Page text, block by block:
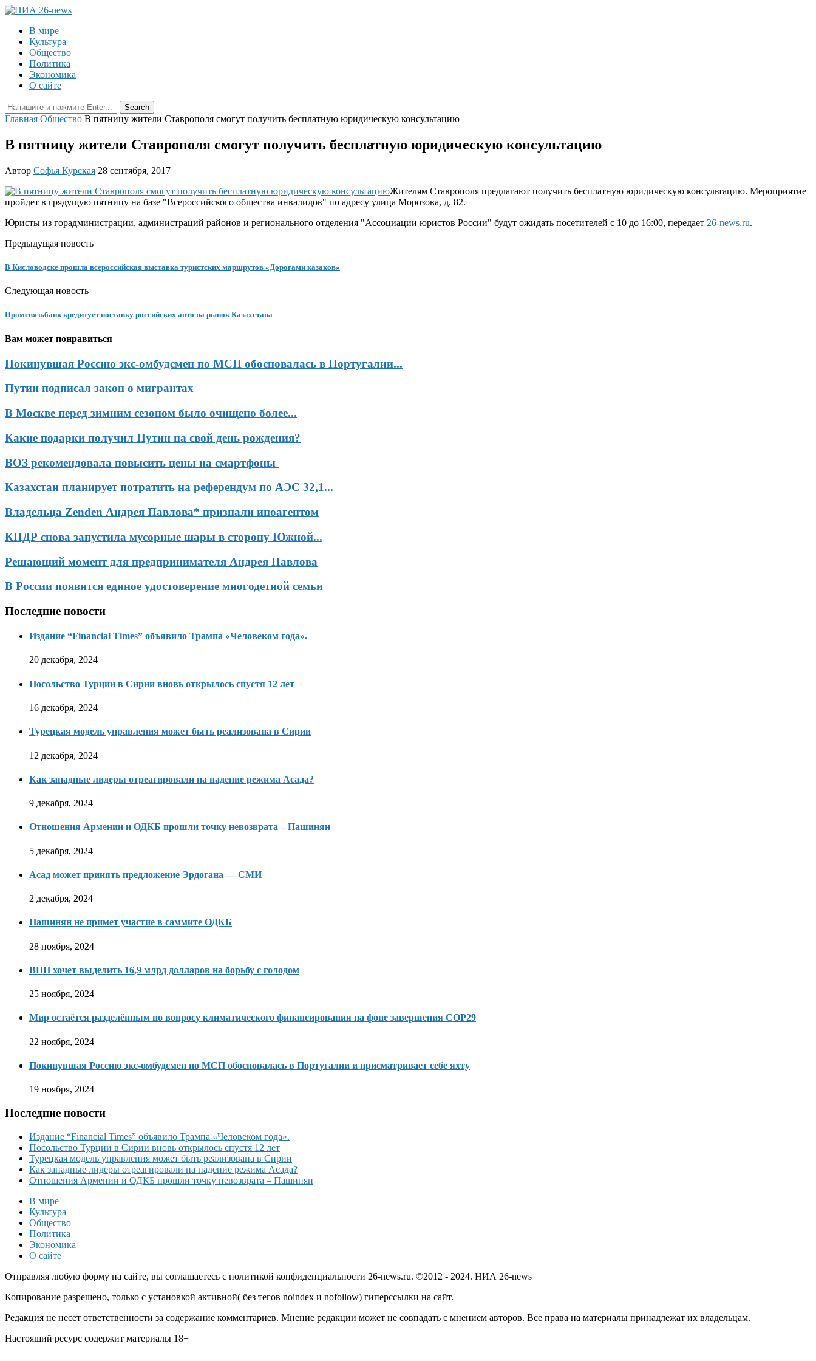
В мире
Культура
Общество
Политика
Экономика
О сайте
Главная Общество В пятницу жители Ставрополя смогут получить бесплатную юридическую консультацию
В пятницу жители Ставрополя смогут получить бесплатную юридическую консультацию
Автор Софья Курская 28 сентября, 2017
Жителям Ставрополя предлагают получить бесплатную юридическую консультацию. Мероприятие
пройдет в грядущую пятницу на базе "Всероссийского общества инвалидов" по адресу улица Морозова, д. 82.
Юристы из горадминистрации, администраций районов и регионального отделения "Ассоциации юристов России" будут ожидать посетителей с 10 до 16:00, передает 26-news.ru.
Предыдущая новость
В Кисловодске прошла всероссийская выставка туристских маршрутов «Дорогами казаков»
Следующая новость
Промсвязьбанк кредитует поставку российских авто на рынок Казахстана
Вам может понравиться
Покинувшая Россию экс-омбудсмен по МСП обосновалась в Португалии...
Путин подписал закон о мигрантах
В Москве перед зимним сезоном было очищено более...
Какие подарки получил Путин на свой день рождения?
ВОЗ рекомендовала повысить цены на смартфоны
Казахстан планирует потратить на референдум по АЭС 32,1...
Владельца Zenden Андрея Павлова* признали иноагентом
КНДР снова запустила мусорные шары в сторону Южной...
Решающий момент для предпринимателя Андрея Павлова
В России появится единое удостоверение многодетной семьи
Последние новости
Издание “Financial Times” объявило Трампа «Человеком года».
20 декабря, 2024
Посольство Турции в Сирии вновь открылось спустя 12 лет
16 декабря, 2024
Турецкая модель управления может быть реализована в Сирии
12 декабря, 2024
Как западные лидеры отреагировали на падение режима Асада?
9 декабря, 2024
Отношения Армении и ОДКБ прошли точку невозврата – Пашинян
5 декабря, 2024
Асад может принять предложение Эрдогана — СМИ
2 декабря, 2024
Пашинян не примет участие в саммите ОДКБ
28 ноября, 2024
ВПП хочет выделить 16,9 млрд долларов на борьбу с голодом
25 ноября, 2024
Мир остаётся разделённым по вопросу климатического финансирования на фоне завершения COP29
22 ноября, 2024
Покинувшая Россию экс-омбудсмен по МСП обосновалась в Португалии и присматривает себе яхту
19 ноября, 2024
Последние новости
Издание “Financial Times” объявило Трампа «Человеком года».
Посольство Турции в Сирии вновь открылось спустя 12 лет
Турецкая модель управления может быть реализована в Сирии
Как западные лидеры отреагировали на падение режима Асада?
Отношения Армении и ОДКБ прошли точку невозврата – Пашинян
В мире
Культура
Общество
Политика
Экономика
О сайте
Отправляя любую форму на сайте, вы соглашаетесь с политикой конфиденциальности 26-news.ru. ©2012 - 2024. НИА 26-news
Копирование разрешено, только с установкой активной( без тегов noindex и nofollow) гиперссылки на сайт.
Редакция не несет ответственности за содержание комментариев. Мнение редакции может не совпадать с мнением авторов. Все права на материалы принадлежат их владельцам.
Настоящий ресурс содержит материалы 18+